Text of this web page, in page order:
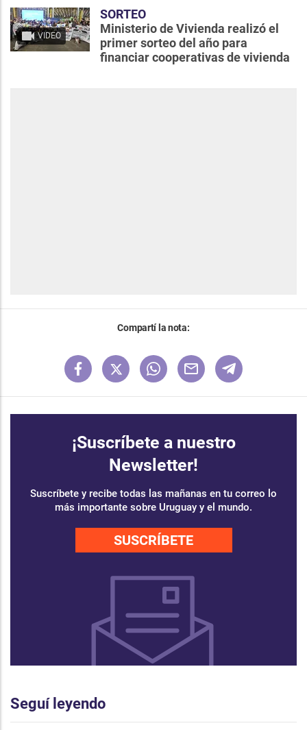
VIDEO
SORTEO
Ministerio de Vivienda realizó el
primer sorteo del año para
financiar cooperativas de vivienda
Compartí la nota:
¡Suscríbete a nuestro
Newsletter!
Suscríbete y recibe todas las mañanas en tu correo lo
más importante sobre Uruguay y el mundo.
SUSCRÍBETE
Seguí leyendo